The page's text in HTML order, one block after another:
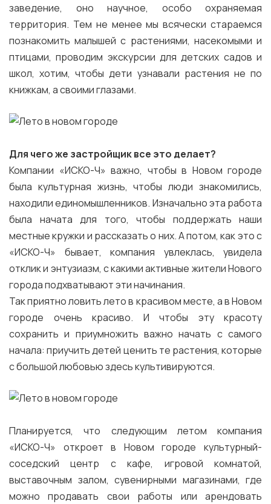
заведение, оно научное, особо охраняемая
территория. Тем не менее мы всячески стараемся
познакомить малышей с растениями, насекомыми и
птицами, проводим экскурсии для детских садов и
школ, хотим, чтобы дети узнавали растения не по
книжкам, а своими глазами.
Для чего же застройщик все это делает?
Компании «ИСКО-Ч» важно, чтобы в Новом городе
была культурная жизнь, чтобы люди знакомились,
находили единомышленников. Изначально эта работа
была начата для того, чтобы поддержать наши
местные кружки и рассказать о них. А потом, как это с
«ИСКО-Ч» бывает, компания увлеклась, увидела
отклик и энтузиазм, с какими активные жители Нового
города подхватывают эти начинания.
Так приятно ловить лето в красивом месте, а в Новом
городе очень красиво. И чтобы эту красоту
сохранить и приумножить важно начать с самого
начала: приучить детей ценить те растения, которые
с большой любовью здесь культивируются.
Планируется, что следующим летом компания
«ИСКО-Ч» откроет в Новом городе культурный-
соседский центр с кафе, игровой комнатой,
выставочным залом, сувенирными магазинами, где
можно продавать свои работы или арендовать